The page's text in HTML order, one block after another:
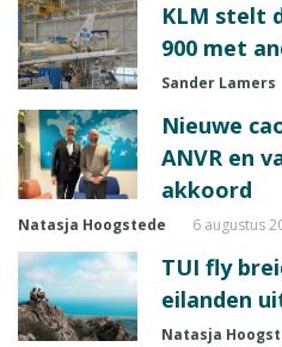
KLM stelt
900 met
Sander Lamers
Nieuwe
ANVR en
akkoord
Natasja Hoogstede 6 augustus
TUI fly
eilanden
Natasja